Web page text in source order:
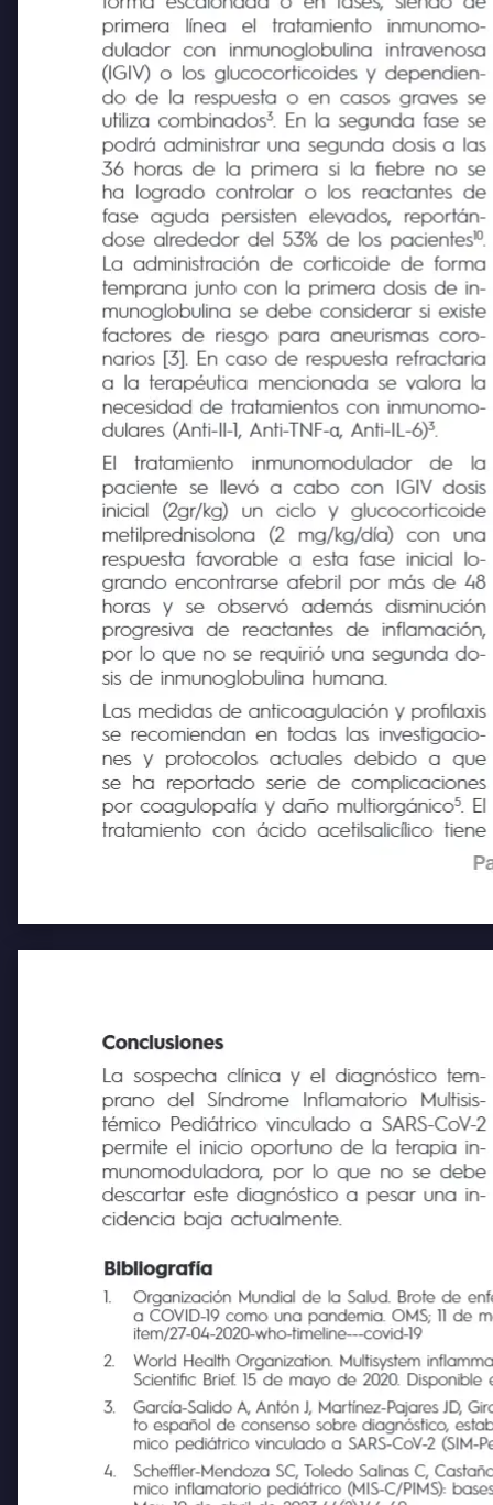
forma escalonada o en fases, siendo de
primera
línea el tratamiento
inmunomo-
dulador
con inmunoglobulina
intravenosa
(IGIV) o los glucocorticoides y dependien-
do de la respuesta o en casos graves se
utiliza combinados
3
. En la segunda fase se
podrá administrar una segunda dosis a las
36 horas de la primera si la fiebre no se
ha logrado controlar o los reactantes de
fase
aguda persisten elevados, reportán-
dose alrededor del 53% de los pacientes
10
.
La administración de corticoide de forma
temprana junto con la primera dosis de in-
munoglobulina se debe considerar si existe
factores de riesgo para aneurismas coro-
narios [3]. En caso de respuesta refractaria
a la terapéutica mencionada se valora la
necesidad de tratamientos con inmunomo-
dulares (Anti-Il-1, Anti-TNF-α, Anti-IL-6)
3
El
tratamiento inmunomodulador de
la
paciente se llevó a cabo con IGIV dosis
inicial (2gr/kg) un ciclo y glucocorticoide
metilprednisolona (2 mg/kg/día) con
una
respuesta favorable a esta fase inicial lo-
grando encontrarse afebril por más de 48
horas y se observó además
disminución
progresiva de reactantes de
inflamación,
por lo que no se requirió una segunda do-
sis de inmunoglobulina humana.
Las medidas de anticoagulación y profilaxis
se recomiendan en todas las investigacio-
nes y protocolos
actuales debido a que
se ha reportado serie de complicaciones
por coagulopatía y daño multiorgánico
5
. El
La sospecha clínica y el diagnóstico tem-
prano
del Síndrome Inflamatorio
Multisis-
témico Pediátrico vinculado a SARS-CoV-2
permite el inicio oportuno de la terapia in-
munomoduladora, por lo que no se debe
descartar este diagnóstico a pesar una in-
cidencia baja actualmente.
Bibliografía
Organización Mundial de la Salud. Brote de
a COVID-19 como una pandemia. OMS; 11 de
item/27-04-2020-who-timeline---covid-19
World Health Organization. Multisystem
Scientific Brief. 15 de mayo de 2020. Disponible
García-Salido A, Antón J, Martínez-Pajares JD,
to español de consenso sobre diagnóstico,
mico pediátrico vinculado a SARS-CoV-2 (SIM-
Scheffler-Mendoza SC, Toledo Salinas C,